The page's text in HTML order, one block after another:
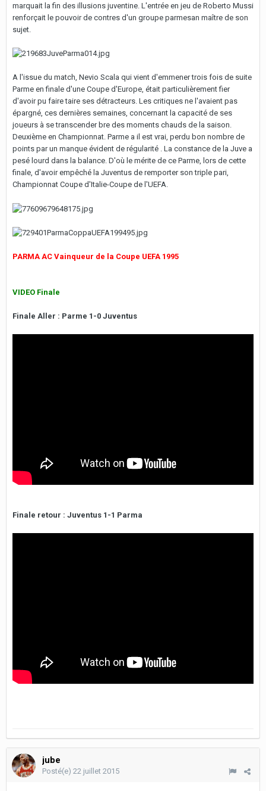
marquait la fin des illusions juventine. L'entrée en jeu de Roberto Mussi
renforçait le pouvoir de contres d'un groupe parmesan maître de son
sujet.
A l'issue du match, Nevio Scala qui vient d'emmener trois fois de suite
Parme en finale d'une Coupe d'Europe, était particulièrement fier
d'avoir pu faire taire ses détracteurs. Les critiques ne l'avaient pas
épargné, ces dernières semaines, concernant la capacité de ses
joueurs à se transcender bre des moments chauds de la saison.
Deuxième en Championnat. Parme a il est vrai, perdu bon nombre de
points par un manque évident de régularité . La constance de la Juve a
pesé lourd dans la balance. D'où le mérite de ce Parme, lors de cette
finale, d'avoir empêché la Juventus de remporter son triple pari,
Championnat Coupe d'Italie-Coupe de l'UEFA.
PARMA AC Vainqueur de la Coupe UEFA 1995
VIDEO Finale
Finale Aller : Parme 1-0 Juventus
Finale retour : Juventus 1-1 Parma
jube
Posté(e) 22 juillet 2015